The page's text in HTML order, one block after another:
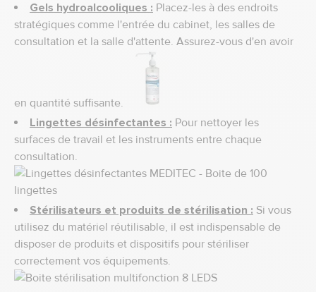
Gels hydroalcooliques : Placez-les à des endroits
stratégiques comme l'entrée du cabinet, les salles de
consultation et la salle d'attente. Assurez-vous d'en avoir
en quantité suffisante.
Lingettes désinfectantes : Pour nettoyer les
surfaces de travail et les instruments entre chaque
consultation.
Stérilisateurs et produits de stérilisation : Si vous
utilisez du matériel réutilisable, il est indispensable de
disposer de produits et dispositifs pour stériliser
correctement vos équipements.